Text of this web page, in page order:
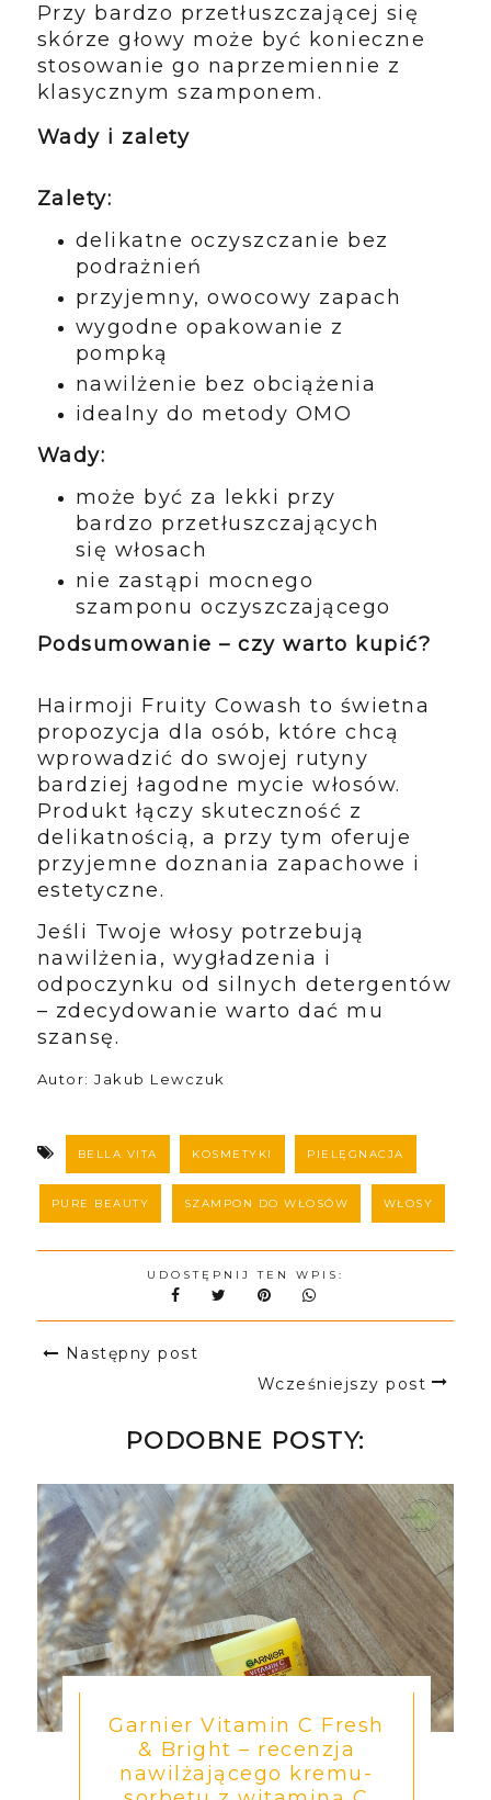
Przy bardzo przetłuszczającej się
skórze głowy może być konieczne
stosowanie go naprzemiennie z
klasycznym szamponem.
Wady i zalety
Zalety:
delikatne oczyszczanie bez
podrażnień
przyjemny, owocowy zapach
wygodne opakowanie z
pompką
nawilżenie bez obciążenia
idealny do metody OMO
Wady:
może być za lekki przy
bardzo przetłuszczających
się włosach
nie zastąpi mocnego
szamponu oczyszczającego
Podsumowanie – czy warto kupić?
Hairmoji Fruity Cowash to świetna
propozycja dla osób, które chcą
wprowadzić do swojej rutyny
bardziej łagodne mycie włosów.
Produkt łączy skuteczność z
delikatnością, a przy tym oferuje
przyjemne doznania zapachowe i
estetyczne.
Jeśli Twoje włosy potrzebują
nawilżenia, wygładzenia i
odpoczynku od silnych detergentów
– zdecydowanie warto dać mu
szansę.
Autor: Jakub Lewczuk
BELLA VITA KOSMETYKI PIELĘGNACJA
PURE BEAUTY SZAMPON DO WŁOSÓW WŁOSY
UDOSTĘPNIJ TEN WPIS:
Następny post
Wcześniejszy post
PODOBNE POSTY:
Garnier Vitamin C Fresh
& Bright – recenzja
nawilżającego kremu-